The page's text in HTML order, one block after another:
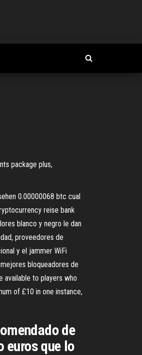
package plus,
0.00000068 btc cual
reise bank
blanco y negro le dan
proveedores de
y el jammer WiFi
bloqueadores de
available to players who
of £10 in one instance,
de
euros que lo